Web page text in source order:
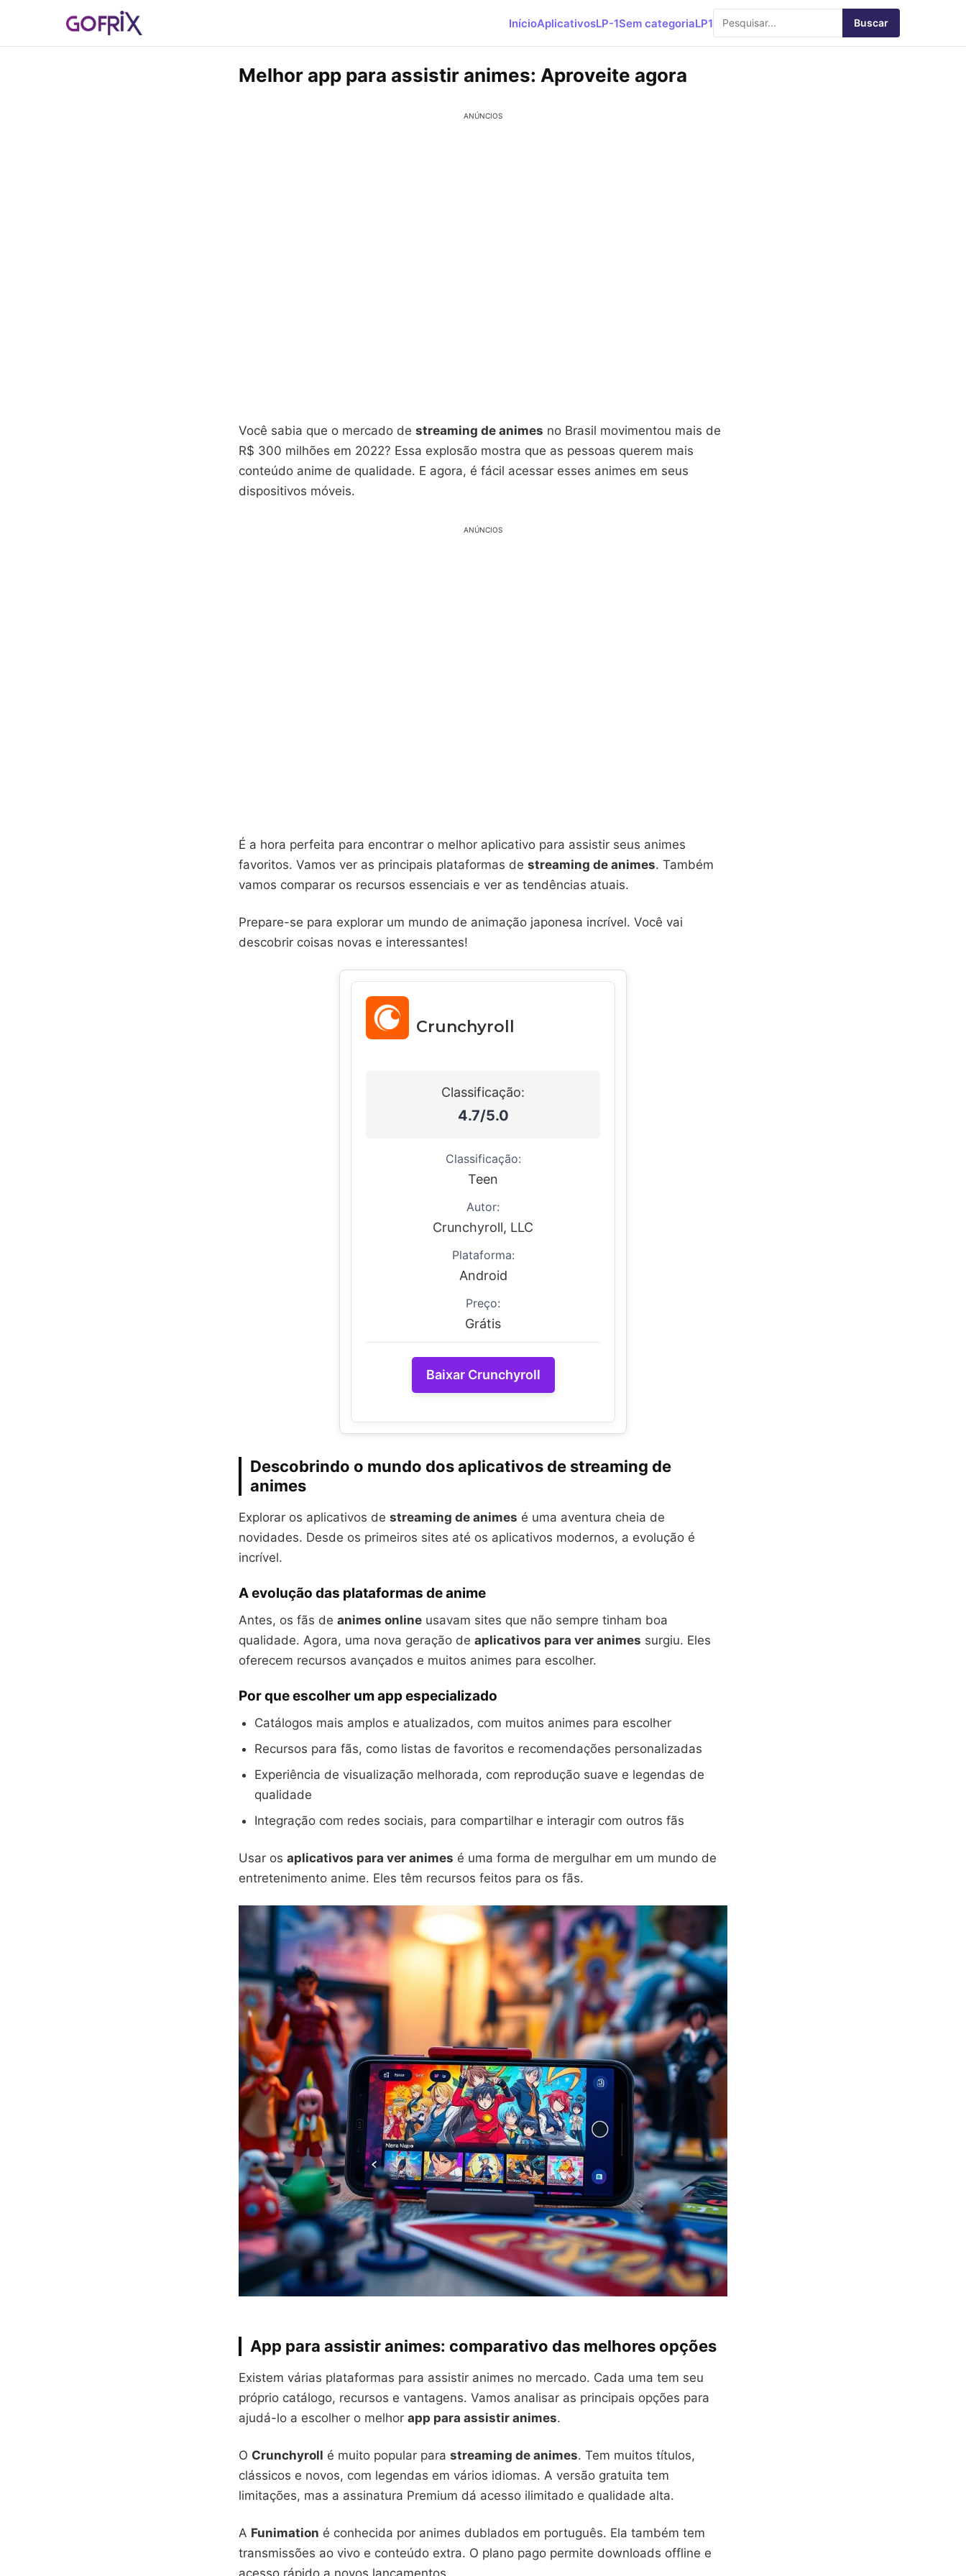
InícioAplicativosLP-1Sem categoriaLP1 Buscar
Melhor app para assistir animes: Aproveite agora
ANÚNCIOS
Você sabia que o mercado de streaming de animes no Brasil movimentou mais de
R$ 300 milhões em 2022? Essa explosão mostra que as pessoas querem mais
conteúdo anime de qualidade. E agora, é fácil acessar esses animes em seus
dispositivos móveis.
ANÚNCIOS
É a hora perfeita para encontrar o melhor aplicativo para assistir seus animes
favoritos. Vamos ver as principais plataformas de streaming de animes. Também
vamos comparar os recursos essenciais e ver as tendências atuais.
Prepare-se para explorar um mundo de animação japonesa incrível. Você vai
descobrir coisas novas e interessantes!
Crunchyroll
Classificação:
4.7/5.0
Classificação:
Teen
Autor:
Crunchyroll, LLC
Plataforma:
Android
Preço:
Grátis
Baixar Crunchyroll
Descobrindo o mundo dos aplicativos de streaming de
animes
Explorar os aplicativos de streaming de animes é uma aventura cheia de
novidades. Desde os primeiros sites até os aplicativos modernos, a evolução é
incrível.
A evolução das plataformas de anime
Antes, os fãs de animes online usavam sites que não sempre tinham boa
qualidade. Agora, uma nova geração de aplicativos para ver animes surgiu. Eles
oferecem recursos avançados e muitos animes para escolher.
Por que escolher um app especializado
Catálogos mais amplos e atualizados, com muitos animes para escolher
Recursos para fãs, como listas de favoritos e recomendações personalizadas
Experiência de visualização melhorada, com reprodução suave e legendas de
qualidade
Integração com redes sociais, para compartilhar e interagir com outros fãs
Usar os aplicativos para ver animes é uma forma de mergulhar em um mundo de
entretenimento anime. Eles têm recursos feitos para os fãs.
App para assistir animes: comparativo das melhores opções
Existem várias plataformas para assistir animes no mercado. Cada uma tem seu
próprio catálogo, recursos e vantagens. Vamos analisar as principais opções para
ajudá-lo a escolher o melhor app para assistir animes.
O Crunchyroll é muito popular para streaming de animes. Tem muitos títulos,
clássicos e novos, com legendas em vários idiomas. A versão gratuita tem
limitações, mas a assinatura Premium dá acesso ilimitado e qualidade alta.
A Funimation é conhecida por animes dublados em português. Ela também tem
transmissões ao vivo e conteúdo extra. O plano pago permite downloads offline e
acesso rápido a novos lançamentos.